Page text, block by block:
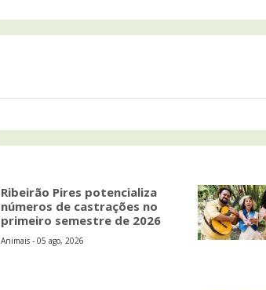
Ribeirão Pires potencializa
números de castrações no
primeiro semestre de 2026
Animais - 05 ago, 2026